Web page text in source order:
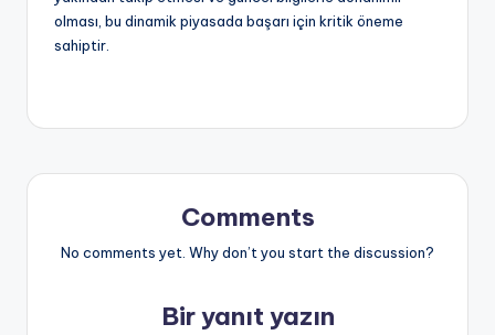
olması, bu dinamik piyasada başarı için kritik öneme
sahiptir.
Comments
No comments yet. Why don’t you start the discussion?
Bir yanıt yazın